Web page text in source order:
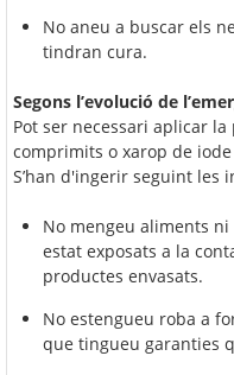
No aneu a buscar els
tindran cura.
Segons l’evolució de
Pot ser necessari aplicar
comprimits o xarop de
S’han d'ingerir seguint les
No mengeu aliments
estat exposats a la
productes envasats.
No estengueu roba a
que tingueu garanties